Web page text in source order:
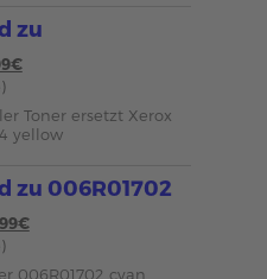
zu
Toner ersetzt Xerox
yellow
zu 006R01702
006R01702 cyan